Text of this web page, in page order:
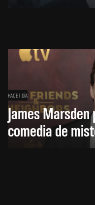
HACE 1 DÍA
James
comedia de